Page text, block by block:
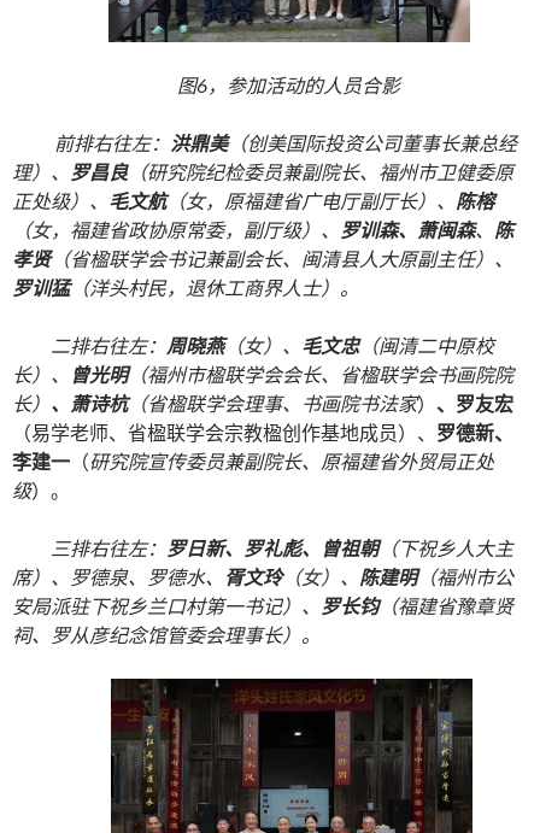
图6，参加活动的人员合影
前排右往左： 洪鼎美（创美国际投资公司董事长兼总经
理）、
罗昌良（研究院纪检委员兼副院长、福州市卫健委原
正处级）、 毛文航（女，原福建省广电厅副厅长）、 陈榕
（女，福建省政协原常委，副厅级）、
罗训森、萧闽森、 陈
孝贤（省楹联学会书记兼副会长、闽清县人大原副主任）、
罗训猛（洋头村民，退休工商界人士）。
二排右往左： 周晓燕（女）、 毛文忠（闽清二中原校
长）、
曾光明（福州市楹联学会会长、省楹联学会书画院院
长） 、萧诗杭（省楹联学会理事、书画院书法家） 、罗友宏
（易学老师、省楹联学会宗教楹创作基地成员）、 罗德新、
李建一 （研究院宣传委员兼副院长、原福建省外贸局正处
级）。
三排右往左： 罗日新、罗礼彪、曾祖朝（下祝乡人大主
席）、罗德泉、罗德水、
胥文玲（女）、 陈建明（福州市公
安局派驻下祝乡兰口村第一书记）、
罗长钧（福建省豫章贤
祠、罗从彦纪念馆管委会理事长）。